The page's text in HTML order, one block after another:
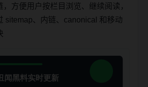
方便用户按栏目浏览、继续阅读，
sitemap、内链、canonical 和移动